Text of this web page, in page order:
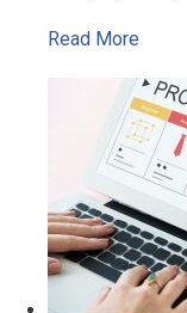
Read More